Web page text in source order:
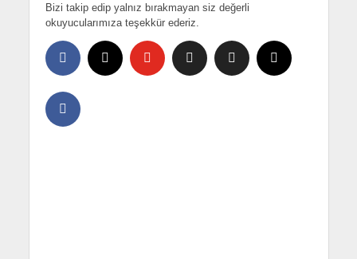
Bizi takip edip yalnız bırakmayan siz değerli
okuyucularımıza teşekkür ederiz.